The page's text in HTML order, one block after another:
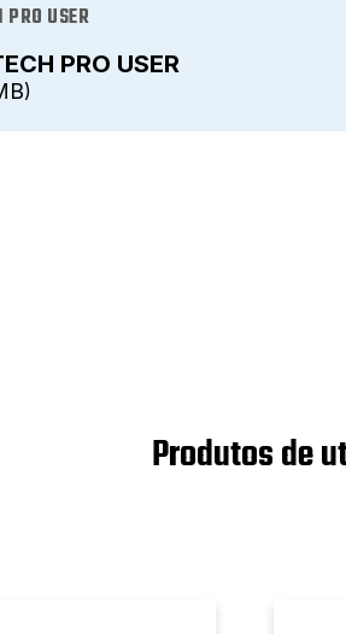
PRO USER
USER
Produtos de